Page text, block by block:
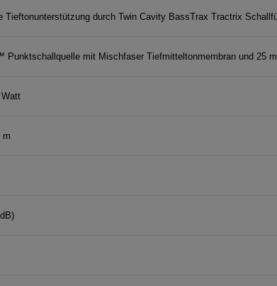
Tieftonunterstützung durch Twin Cavity BassTrax Tractrix
mit Mischfaser Tiefmitteltonmembran und 25
m